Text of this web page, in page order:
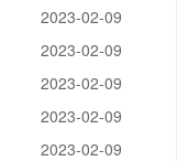
2023-02-09
2023-02-09
2023-02-09
2023-02-09
2023-02-09